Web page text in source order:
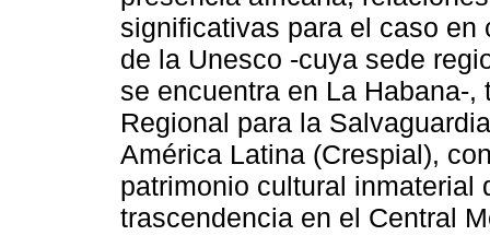
significativas para el caso
de la Unesco -cuya sede
se encuentra en La Habana-
Regional para la
América Latina (Crespial),
patrimonio cultural inmaterial
trascendencia en el Central